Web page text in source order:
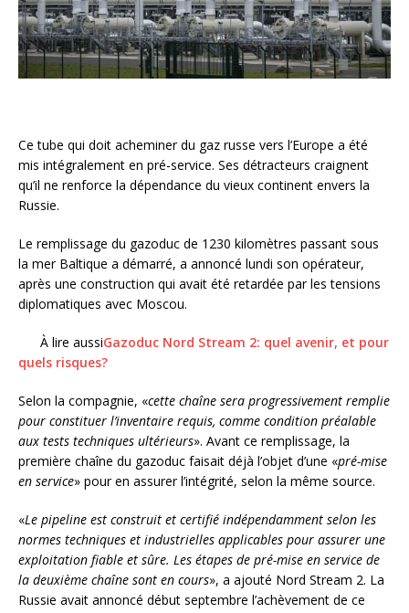
Ce tube qui doit acheminer du gaz russe vers l’Europe a été
mis intégralement en pré-service. Ses détracteurs craignent
qu’il ne renforce la dépendance du vieux continent envers la
Russie.
Le remplissage du gazoduc de 1230 kilomètres passant sous
la mer Baltique a démarré, a annoncé lundi son opérateur,
après une construction qui avait été retardée par les tensions
diplomatiques avec Moscou.
À lire aussiGazoduc Nord Stream 2: quel avenir, et pour
quels risques?
Selon la compagnie, «cette chaîne sera progressivement remplie
pour constituer l’inventaire requis, comme condition préalable
aux tests techniques ultérieurs». Avant ce remplissage, la
première chaîne du gazoduc faisait déjà l’objet d’une «pré-mise
en service» pour en assurer l’intégrité, selon la même source.
«Le pipeline est construit et certifié indépendamment selon les
normes techniques et industrielles applicables pour assurer une
exploitation fiable et sûre. Les étapes de pré-mise en service de
la deuxième chaîne sont en cours», a ajouté Nord Stream 2. La
Russie avait annoncé début septembre l’achèvement de ce